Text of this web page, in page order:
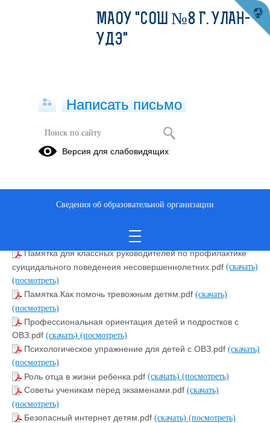
ШКОЛЬНЫЙ ПСИХОЛОГ
(посмотреть)
Памятка для классных руководителей по профилактике
суицидального поведенеия несовершеннолетних.pdf (скачать)
(посмотреть)
Памятка.Как помочь тревожным детям.pdf (скачать)
(посмотреть)
Профессиональная ориентация детей и подростков с
ОВЗ.pdf (скачать) (посмотреть)
Психологическое упражнение для детей с ОВЗ.pdf (скачать)
(посмотреть)
Роль отца в жизни ребенка.pdf (скачать) (посмотреть)
Советы ученикам перед экзаменами.pdf (скачать)
(посмотреть)
Безопасный интернет детям.pdf (скачать) (посмотреть)
МАОУ "СОШ №8 Г. УЛАН-
УДЭ"
Написать письмо
Версия для слабовидящих
Сведения об образовательной организации